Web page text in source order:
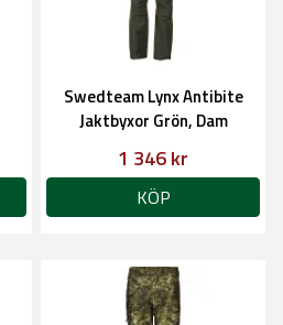
Swedteam Lynx Antibite
Jaktbyxor Grön, Dam
1 346 kr
KÖP